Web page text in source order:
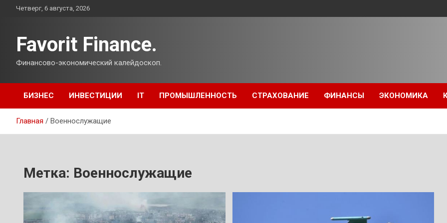
ПерейтиЧетверг, 6 августа, 2026
Favorit Finance.
Финансово-экономический калейдоскоп.
БИЗНЕС ИНВЕСТИЦИИ IT ПРОМЫШЛЕННОСТЬ СТРАХОВАНИЕ ФИНАНСЫ ЭКОНОМИКА
Главная Военнослужащие
Метка: Военнослужащие